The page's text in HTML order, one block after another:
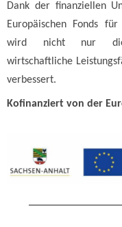
Dank der finanziellen
Europäischen Fonds
wird nicht nur die
wirtschaftliche
verbessert.
Kofinanziert von der